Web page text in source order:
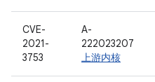
CVE-
2021-
3753
A-
222023207
上游内核